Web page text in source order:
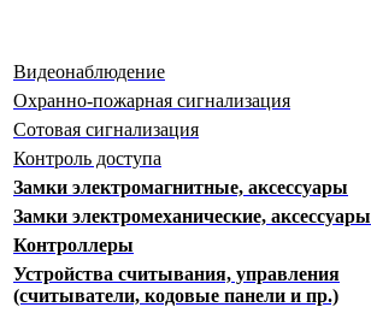
Видеонаблюдение
Охранно-пожарная сигнализация
Сотовая сигнализация
Контроль доступа
Замки электромагнитные, аксессуары
Замки электромеханические, аксессуары
Контроллеры
Устройства считывания, управления
(считыватели, кодовые панели и пр.)